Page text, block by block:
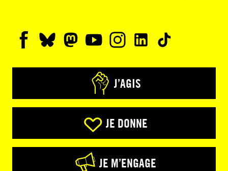
J’AGIS
JE DONNE
JE M’ENGAGE